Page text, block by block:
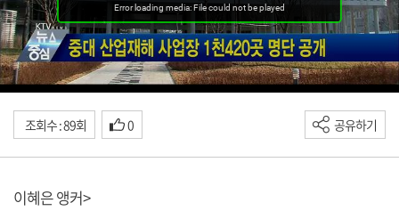
조회수 : 89회 0 공유하기
이혜은 앵커>